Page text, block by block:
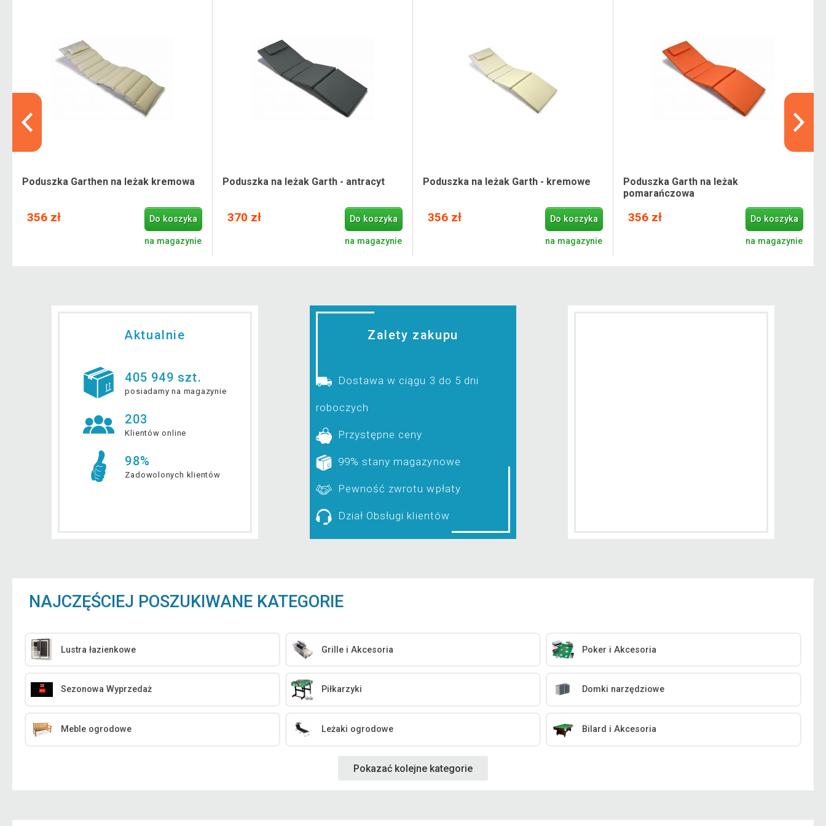
Poduszka Garthen na leżak kremowa
356 zł Do koszyka
na magazynie
Poduszka na leżak Garth - antracyt
370 zł Do koszyka
na magazynie
Poduszka na leżak Garth - kremowe
356 zł Do koszyka
na magazynie
Poduszka Garth na leżak
pomarańczowa
356 zł Do koszyka
na magazynie
Aktualnie
405 949 szt.
posiadamy na magazynie
203
Klientów online
98%
Zadowolonych klientów
Zalety zakupu
Dostawa w ciągu 3 do 5 dni
roboczych
Przystępne ceny
99% stany magazynowe
Pewność zwrotu wpłaty
Dział Obsługi klientów
NAJCZĘŚCIEJ POSZUKIWANE KATEGORIE
Lustra łazienkowe Grille i Akcesoria Poker i Akcesoria
Sezonowa Wyprzedaż Piłkarzyki Domki narzędziowe
Meble ogrodowe Leżaki ogrodowe Bilard i Akcesoria
Pokazać kolejne kategorie